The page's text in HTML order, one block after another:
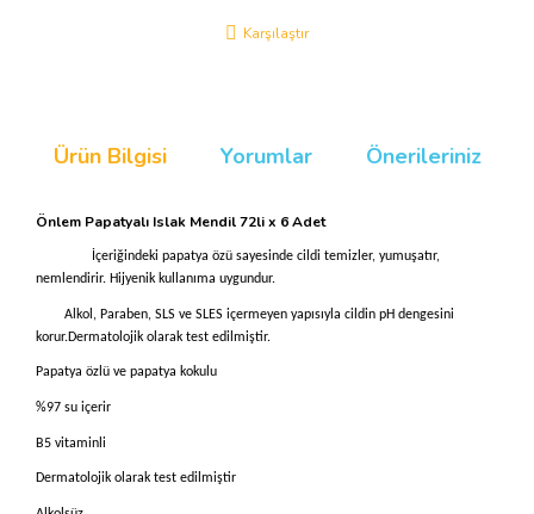
Karşılaştır
Ürün Bilgisi Yorumlar Önerileriniz
Önlem Papatyalı Islak Mendil 72li x 6 Adet
İçeriğindeki papatya özü sayesinde cildi temizler, yumuşatır,
nemlendirir. Hijyenik kullanıma uygundur.
Alkol, Paraben, SLS ve SLES içermeyen yapısıyla cildin pH dengesini
korur.Dermatolojik olarak test edilmiştir.
Papatya özlü ve papatya kokulu
%97 su içerir
B5 vitaminli
Dermatolojik olarak test edilmiştir